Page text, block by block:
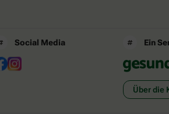
Social Media Ein
Über die